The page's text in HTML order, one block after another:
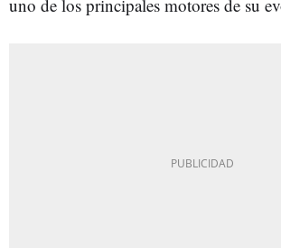
uno de los principales motores de su